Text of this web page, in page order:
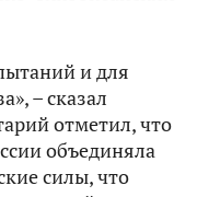
и для
– сказал
отметил, что
объединяла
силы, что